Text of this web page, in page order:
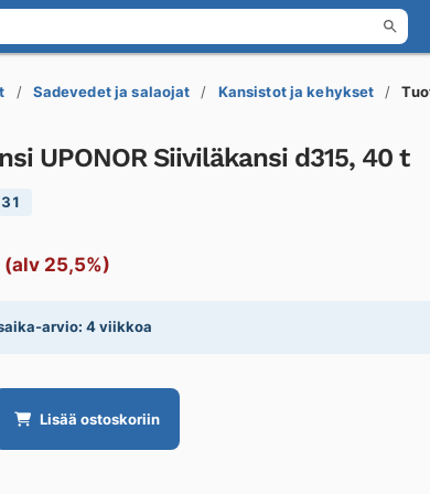
Sadevedet ja salaojat Kansistot ja kehykset
UPONOR Siiviläkansi d315, 40 t
(alv 25,5%)
arvio: 4 viikkoa
Lisää ostoskoriin